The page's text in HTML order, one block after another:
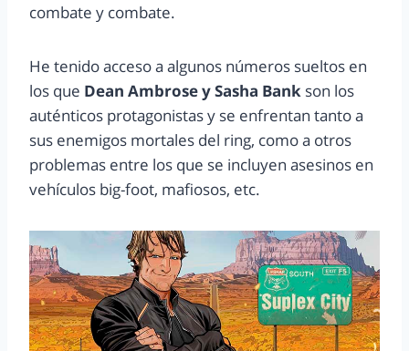
combate y combate.
He tenido acceso a algunos números sueltos en
los que Dean Ambrose y Sasha Bank son los
auténticos protagonistas y se enfrentan tanto a
sus enemigos mortales del ring, como a otros
problemas entre los que se incluyen asesinos en
vehículos big-foot, mafiosos, etc.